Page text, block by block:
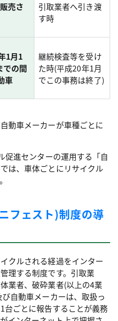
売さ
引取業者へ引き渡
す時
1月1
での間
車
継続検査等を受け
た時(平成20年1月
でこの事務は終了)
動車メーカーが車種ごとに
促進センターの運用する「自
は、車体ごとにリサイクル
フェスト)制度の導
クルされる経過をインター
理する制度です。引取業
業者、破砕業者(以上の4業
自動車メーカーは、取扱っ
台ごとに報告することが義務